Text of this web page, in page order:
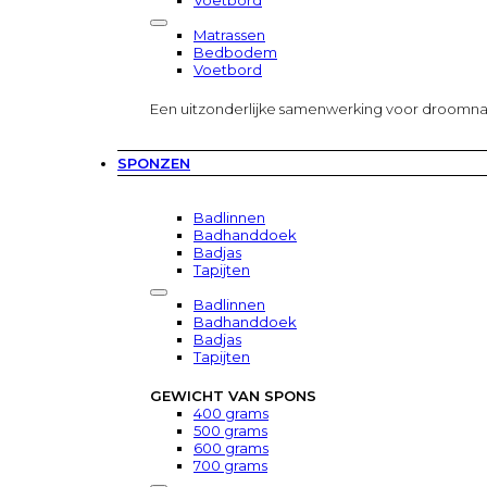
Matrassen
Bedbodem
Voetbord
Een uitzonderlijke samenwerking voor
SPONZEN
Badlinnen
Badhanddoek
Badjas
Tapijten
Badlinnen
Badhanddoek
Badjas
Tapijten
GEWICHT VAN SPONS
400 grams
500 grams
600 grams
700 grams